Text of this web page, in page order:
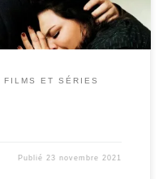
FILMS ET SÉRIES
Publié 23 novembre 2021